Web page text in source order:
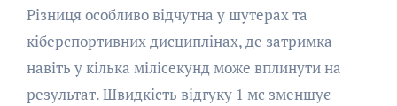
Різниця особливо відчутна у шутерах та
кіберспортивних дисциплінах, де затримка
навіть у кілька мілісекунд може вплинути на
результат. Швидкість відгуку 1 мс зменшує